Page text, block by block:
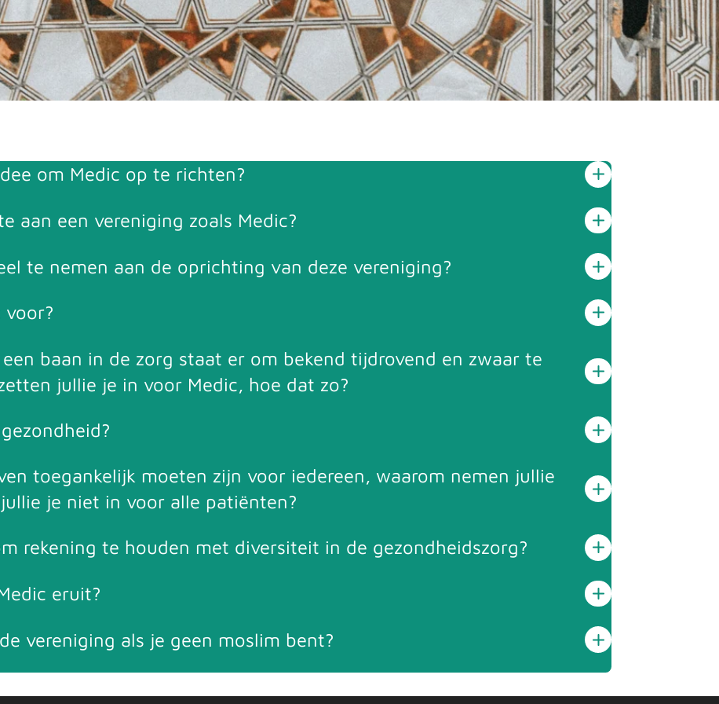
om Medic op te richten?
aan een vereniging zoals Medic?
te nemen aan de oprichting van deze vereniging?
voor?
baan in de zorg staat er om bekend tijdrovend en zwaar te
jullie je in voor Medic, hoe dat zo?
toegankelijk moeten zijn voor iedereen, waarom nemen jullie
je niet in voor alle patiënten?
rekening te houden met diversiteit in de gezondheidszorg?
eruit?
vereniging als je geen moslim bent?